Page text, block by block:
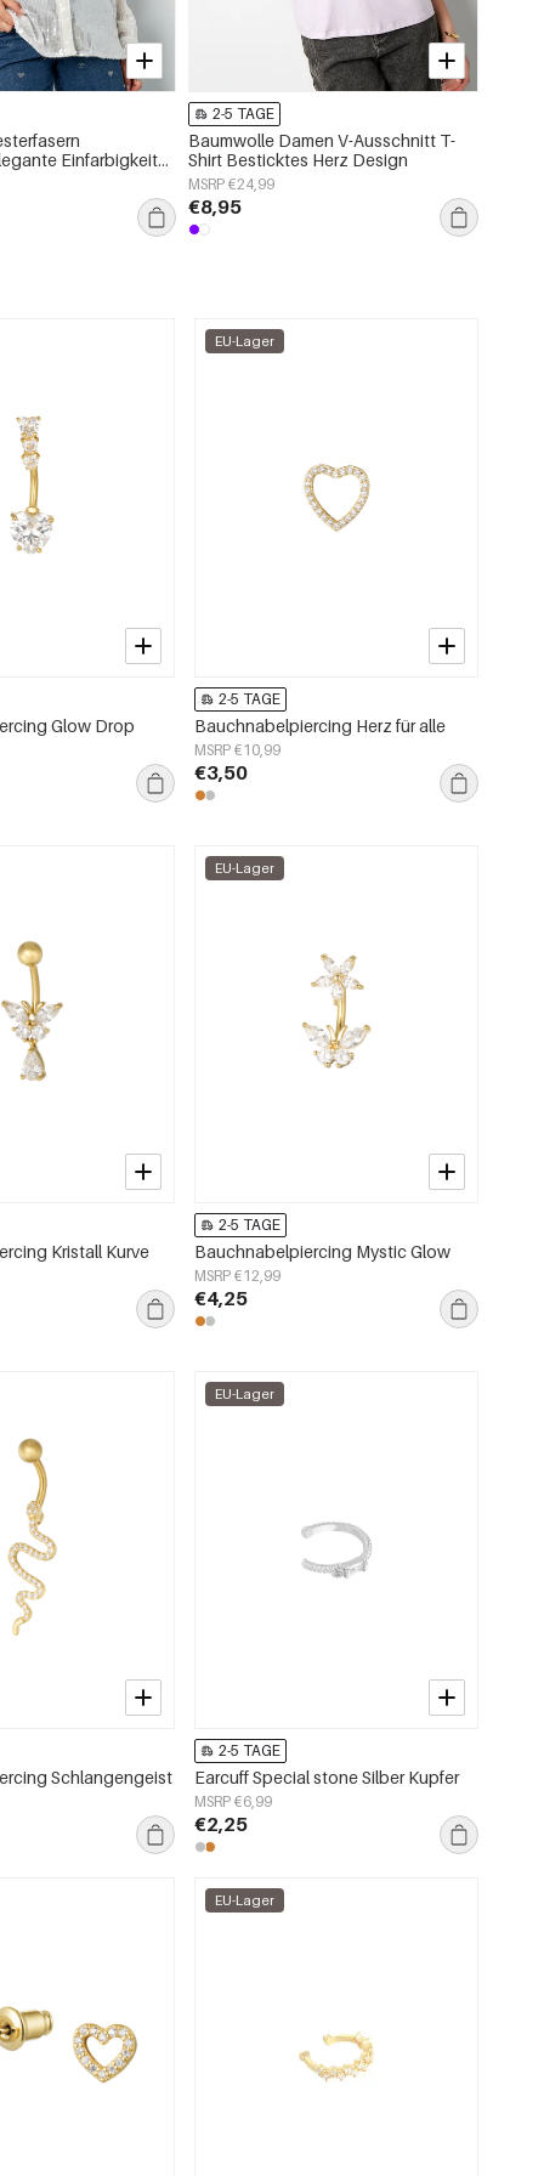
Einfarbigkeit
2-5 TAGE
Baumwolle Damen V-Ausschnitt T-
Shirt Besticktes Herz Design
MSRP €24,99
€8,95
Glow Drop
EU-Lager
2-5 TAGE
Bauchnabelpiercing Herz für alle
MSRP €10,99
€3,50
Kristall Kurve
EU-Lager
2-5 TAGE
Bauchnabelpiercing Mystic Glow
MSRP €12,99
€4,25
Schlangengeist
EU-Lager
2-5 TAGE
Earcuff Special stone Silber Kupfer
MSRP €6,99
€2,25
EU-Lager